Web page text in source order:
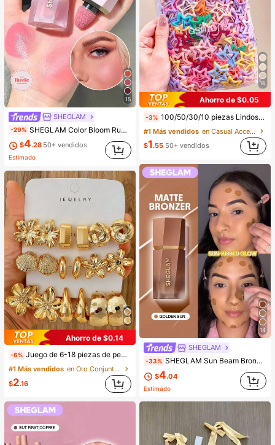
15
SHEGLAM
-29% SHEGLAM Color Bloom Rubor LíQuido Acabado Mate-Love Cake Colorete Marca De Belleza CosméTica Maquillaje Para Mujeres Y NiñAs
$4.28 50+ vendidos
Estimado
Ahorro de $0.14
-6% Juego de 6-18 piezas de pendientes dorados para mujer, moda para fiestas, viajes y vacaciones, regalo de compromiso, adecuado para diversas ocasiones, (hecho de material compuesto CCB de baja alergia y no desvanecimiento), regalo para ella
#1 Más vendidos
en Oro Conjuntos de Aretes para Mujeres
$2.16
16
Ahorro de $0.05
-3% 100/50/30/10 piezas Lindos clips de estrella de cinco puntas estilo Y2K, clips de cabello coloridos, accesorios básicos para el cabello - Adecuados para niñas, uso diario en la escuela, fiestas, deportes, estética
#1 Más vendidos
en Casual Accesorios para el cabello de las mujere
$1.55 50+ vendidos
14
SHEGLAM
-33% SHEGLAM Sun Beam Bronceador LíQuido Mate-Golden Sun Marca De Belleza CosméTica Maquillaje Para Mujeres Y NiñAs
$4.04
Estimado